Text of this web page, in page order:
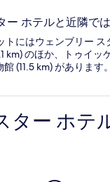
ー ホテルと近隣で
トにはウェンブリー ス
km) のほか、トゥイッ
(11.5 km) があります。
ター ホテ